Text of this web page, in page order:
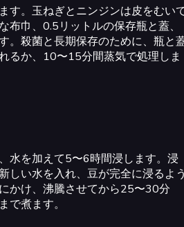
す。玉ねぎとニンジンは皮をむい
布巾、0.5リットルの保存瓶と蓋、
。殺菌と長期保存のために、瓶と
るか、10〜15分間蒸気で処理しま
水を加えて5〜6時間浸します。浸
しい水を入れ、豆が完全に浸るよ
かけ、沸騰させてから25〜30分
で煮ます。